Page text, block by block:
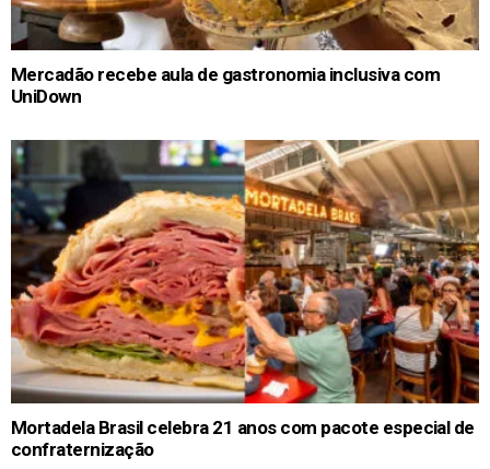
Mercadão recebe aula de gastronomia inclusiva com
UniDown
Mortadela Brasil celebra 21 anos com pacote especial de
confraternização